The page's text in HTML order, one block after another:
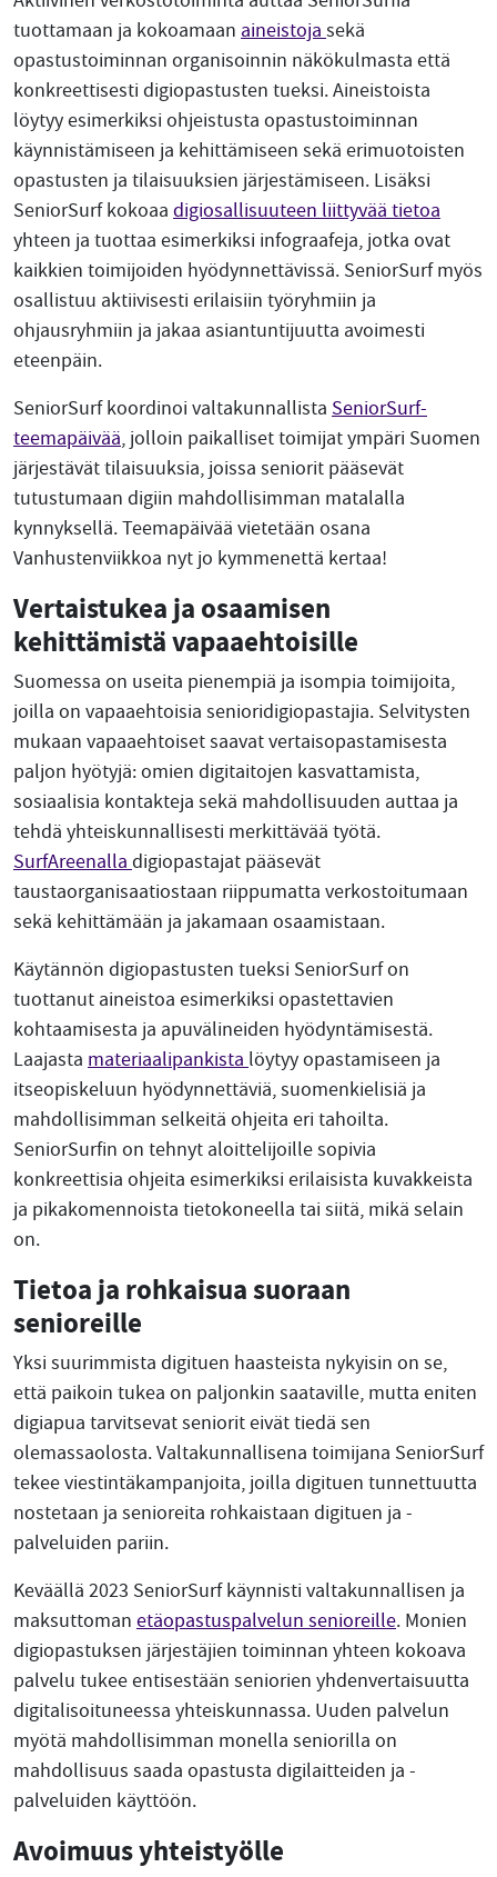
tuottamaan ja kokoamaan aineistoja sekä
opastustoiminnan organisoinnin näkökulmasta että
konkreettisesti digiopastusten tueksi. Aineistoista
löytyy esimerkiksi ohjeistusta opastustoiminnan
käynnistämiseen ja kehittämiseen sekä erimuotoisten
opastusten ja tilaisuuksien järjestämiseen. Lisäksi
SeniorSurf kokoaa digiosallisuuteen liittyvää tietoa
yhteen ja tuottaa esimerkiksi infograafeja, jotka ovat
kaikkien toimijoiden hyödynnettävissä. SeniorSurf myös
osallistuu aktiivisesti erilaisiin työryhmiin ja
ohjausryhmiin ja jakaa asiantuntijuutta avoimesti
eteenpäin.
SeniorSurf koordinoi valtakunnallista SeniorSurf-
teemapäivää, jolloin paikalliset toimijat ympäri Suomen
järjestävät tilaisuuksia, joissa seniorit pääsevät
tutustumaan digiin mahdollisimman matalalla
kynnyksellä. Teemapäivää vietetään osana
Vanhustenviikkoa nyt jo kymmenettä kertaa!
Vertaistukea ja osaamisen
kehittämistä vapaaehtoisille
Suomessa on useita pienempiä ja isompia toimijoita,
joilla on vapaaehtoisia senioridigiopastajia. Selvitysten
mukaan vapaaehtoiset saavat vertaisopastamisesta
paljon hyötyjä: omien digitaitojen kasvattamista,
sosiaalisia kontakteja sekä mahdollisuuden auttaa ja
tehdä yhteiskunnallisesti merkittävää työtä.
SurfAreenalla digiopastajat pääsevät
taustaorganisaatiostaan riippumatta verkostoitumaan
sekä kehittämään ja jakamaan osaamistaan.
Käytännön digiopastusten tueksi SeniorSurf on
tuottanut aineistoa esimerkiksi opastettavien
kohtaamisesta ja apuvälineiden hyödyntämisestä.
Laajasta materiaalipankista löytyy opastamiseen ja
itseopiskeluun hyödynnettäviä, suomenkielisiä ja
mahdollisimman selkeitä ohjeita eri tahoilta.
SeniorSurfin on tehnyt aloittelijoille sopivia
konkreettisia ohjeita esimerkiksi erilaisista kuvakkeista
ja pikakomennoista tietokoneella tai siitä, mikä selain
on.
Tietoa ja rohkaisua suoraan
senioreille
Yksi suurimmista digituen haasteista nykyisin on se,
että paikoin tukea on paljonkin saataville, mutta eniten
digiapua tarvitsevat seniorit eivät tiedä sen
olemassaolosta. Valtakunnallisena toimijana SeniorSurf
tekee viestintäkampanjoita, joilla digituen tunnettuutta
nostetaan ja senioreita rohkaistaan digituen ja -
palveluiden pariin.
Keväällä 2023 SeniorSurf käynnisti valtakunnallisen ja
maksuttoman etäopastuspalvelun senioreille. Monien
digiopastuksen järjestäjien toiminnan yhteen kokoava
palvelu tukee entisestään seniorien yhdenvertaisuutta
digitalisoituneessa yhteiskunnassa. Uuden palvelun
myötä mahdollisimman monella seniorilla on
mahdollisuus saada opastusta digilaitteiden ja -
palveluiden käyttöön.
Avoimuus yhteistyölle